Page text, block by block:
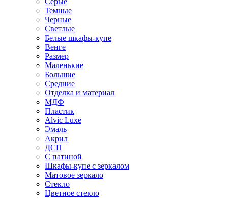
Темные
Черные
Светлые
Белые шкафы-купе
Венге
Размер
Маленькие
Большие
Средние
Отделка и материал
МДФ
Пластик
Alvic Luxe
Эмаль
Акрил
ДСП
С патиной
Шкафы-купе с зеркалом
Матовое зеркало
Стекло
Цветное стекло